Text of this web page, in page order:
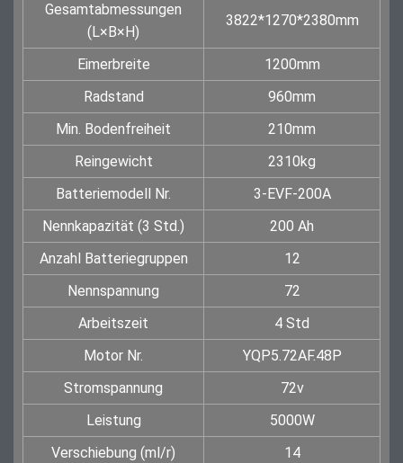
Gesamtabmessungen
(L×B×H)
3822*1270*2380mm
Eimerbreite
1200mm
Radstand
960mm
Min. Bodenfreiheit
210mm
Reingewicht
2310kg
Batteriemodell Nr.
3-EVF-200A
Nennkapazität (3 Std.)
200 Ah
Anzahl Batteriegruppen
12
Nennspannung
72
Arbeitszeit
4 Std
Motor Nr.
YQP5.72AF.48P
Stromspannung
72v
Leistung
5000W
Verschiebung (ml/r)
14